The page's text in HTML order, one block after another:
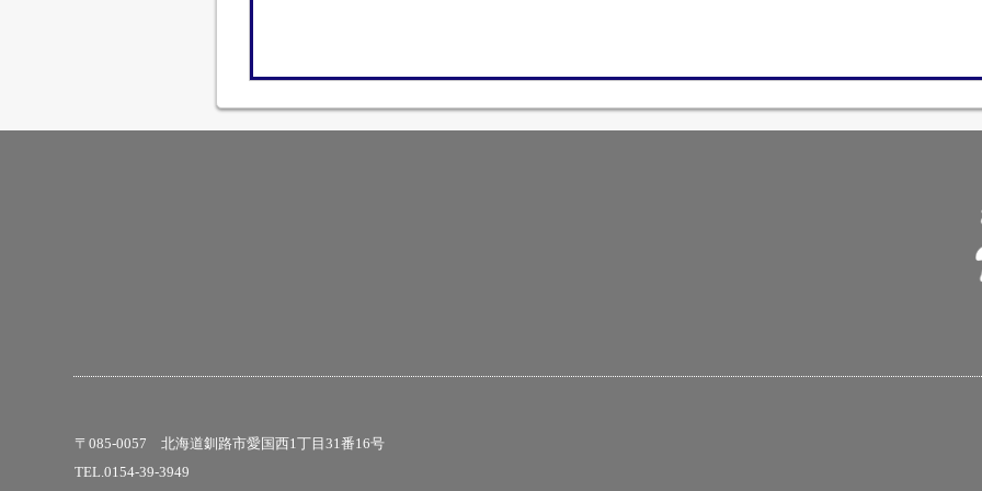
〒085-0057 北海道釧路市愛国西1丁目31番16号
TEL.0154-39-3949